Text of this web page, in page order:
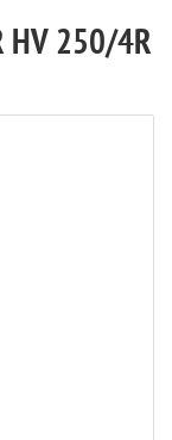
HV 250/4R